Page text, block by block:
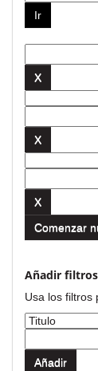
Comenzar
Añadir
Usa los filtros